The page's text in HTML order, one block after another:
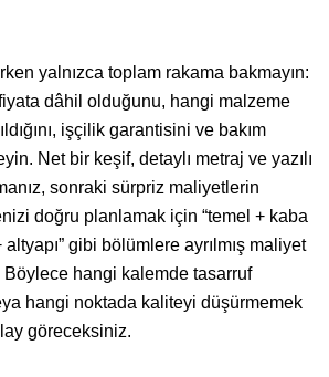
yalnızca toplam rakama bakmayın:
dâhil olduğunu, hangi malzeme
işçilik garantisini ve bakım
Net bir keşif, detaylı metraj ve yazılı
sonraki sürpriz maliyetlerin
doğru planlamak için “temel + kaba
gibi bölümlere ayrılmış maliyet
Böylece hangi kalemde tasarruf
hangi noktada kaliteyi düşürmemek
göreceksiniz.